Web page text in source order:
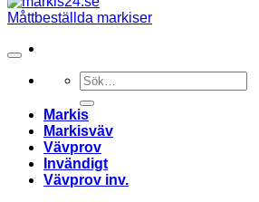
Sök
efter:
Markis
Markisväv
Vävprov
Invändigt
Vävprov inv.